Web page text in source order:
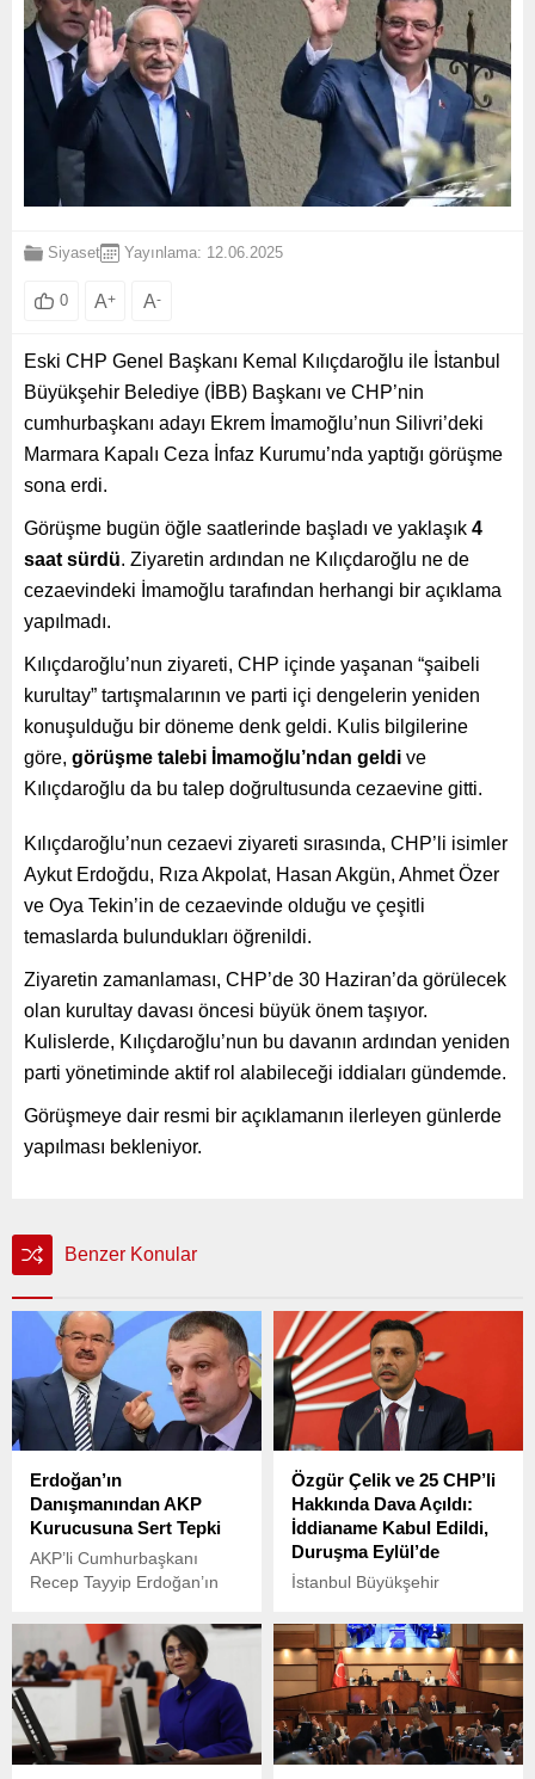
Siyaset Yayınlama: 12.06.2025
0 A+ A-
Eski CHP Genel Başkanı Kemal Kılıçdaroğlu ile İstanbul
Büyükşehir Belediye (İBB) Başkanı ve CHP’nin
cumhurbaşkanı adayı Ekrem İmamoğlu’nun Silivri’deki
Marmara Kapalı Ceza İnfaz Kurumu’nda yaptığı görüşme
sona erdi.
Görüşme bugün öğle saatlerinde başladı ve yaklaşık 4
saat sürdü. Ziyaretin ardından ne Kılıçdaroğlu ne de
cezaevindeki İmamoğlu tarafından herhangi bir açıklama
yapılmadı.
Kılıçdaroğlu’nun ziyareti, CHP içinde yaşanan “şaibeli
kurultay” tartışmalarının ve parti içi dengelerin yeniden
konuşulduğu bir döneme denk geldi. Kulis bilgilerine
göre, görüşme talebi İmamoğlu’ndan geldi ve
Kılıçdaroğlu da bu talep doğrultusunda cezaevine gitti.
Kılıçdaroğlu’nun cezaevi ziyareti sırasında, CHP’li isimler
Aykut Erdoğdu, Rıza Akpolat, Hasan Akgün, Ahmet Özer
ve Oya Tekin’in de cezaevinde olduğu ve çeşitli
temaslarda bulundukları öğrenildi.
Ziyaretin zamanlaması, CHP’de 30 Haziran’da görülecek
olan kurultay davası öncesi büyük önem taşıyor.
Kulislerde, Kılıçdaroğlu’nun bu davanın ardından yeniden
parti yönetiminde aktif rol alabileceği iddiaları gündemde.
Görüşmeye dair resmi bir açıklamanın ilerleyen günlerde
yapılması bekleniyor.
Benzer Konular
Erdoğan’ın
Danışmanından AKP
Kurucusuna Sert Tepki
AKP’li Cumhurbaşkanı
Recep Tayyip Erdoğan’ın
X hesabından yaptığı
paylaşımda, AKP kurucu
isimlerinden Hüseyin Çelik’e
sert sözlerle yüklendi.
Özgür Çelik ve 25 CHP’li
Hakkında Dava Açıldı:
İddianame Kabul Edildi,
Duruşma Eylül’de
İstanbul Büyükşehir
İmamoğlu hakkında
yürütülen soruşturmalarla
bağlantılı olarak, 31 Ocak
2025’te İstanbul Adalet
Sarayı önünde yaşanan
olaylara ilişkin hazırlanan